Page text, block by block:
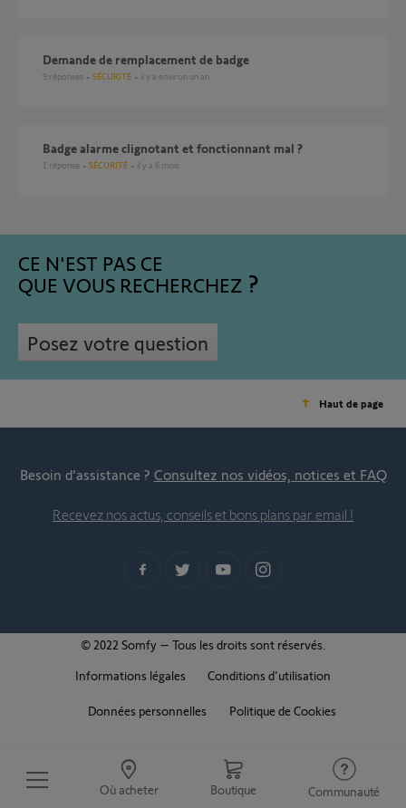
Où acheter Boutique Communauté
Demande de remplacement de badge
9 réponses SÉCURITÉ il y a environ un an
Badge alarme clignotant et fonctionnant mal ?
1 réponse SÉCURITÉ il y a 6 mois
CE N'EST PAS CE
QUE VOUS RECHERCHEZ
Posez votre question
Haut de page
Besoin d’assistance ? Consultez nos vidéos, notices et FAQ
Recevez nos actus, conseils et bons plans par email !
© 2022 Somfy – Tous les droits sont réservés.
Informations légales
Conditions d'utilisation
Données personnelles Politique de Cookies